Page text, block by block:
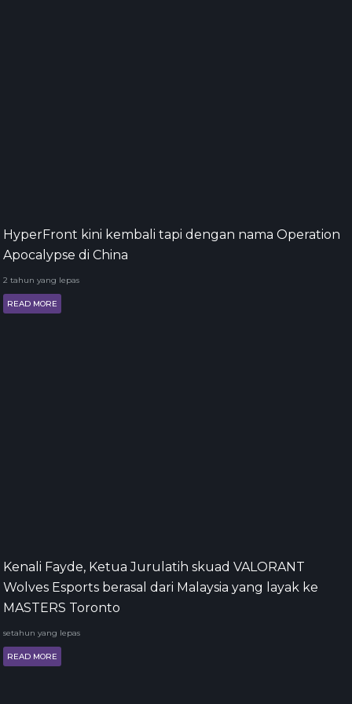
HyperFront kini kembali tapi dengan nama Operation
Apocalypse di China
2 tahun yang lepas
READ MORE
Kenali Fayde, Ketua Jurulatih skuad VALORANT
Wolves Esports berasal dari Malaysia yang layak ke
MASTERS Toronto
setahun yang lepas
READ MORE